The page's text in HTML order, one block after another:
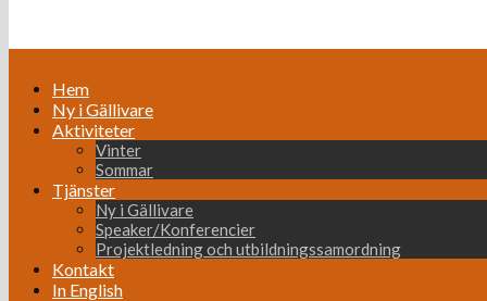
Hem
Ny i Gällivare
Aktiviteter
Vinter
Sommar
Tjänster
Ny i Gällivare
Speaker/Konferencier
Projektledning och utbildningssamordning
Kontakt
In English